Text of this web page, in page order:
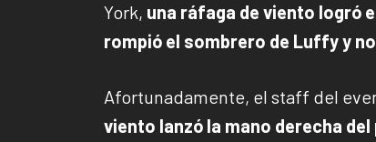
York, una ráfaga de viento logró
rompió el sombrero de Luffy y
Afortunadamente, el staff del
viento lanzó la mano derecha